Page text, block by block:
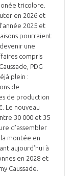
SPATIALE
ENTRE
ET SPATIALE
tricolore.
en 2026 et
2025 et
pourraient
une
compris
PDG
plein :
de
de production
Le nouveau
30 000 et 35
d’assembler
la montée en
aujourd’hui à
en 2028 et
Caussade.
au GIFAS.